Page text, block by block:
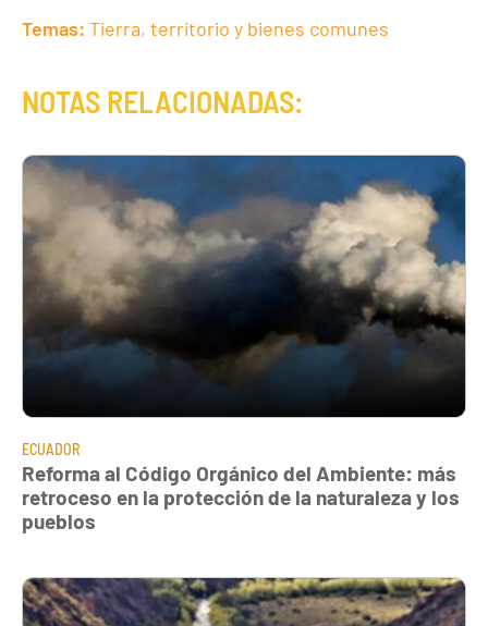
Temas: Tierra, territorio y bienes comunes
NOTAS RELACIONADAS:
ECUADOR
Reforma al Código Orgánico del Ambiente: más
retroceso en la protección de la naturaleza y los
pueblos